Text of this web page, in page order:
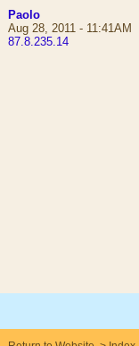
Paolo
Aug 28, 2011 - 11:41AM
87.8.235.14